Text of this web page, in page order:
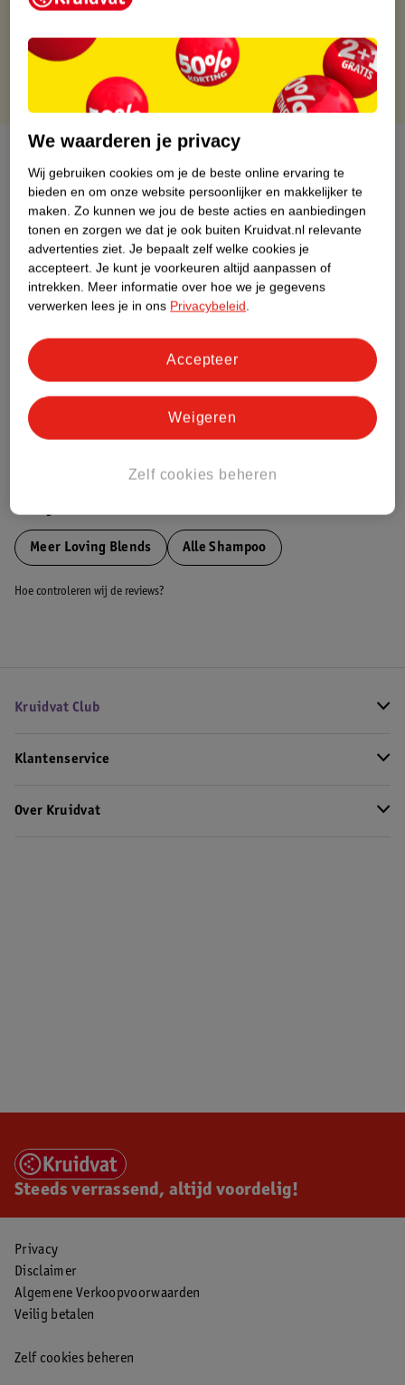
Gratis retourneren binnen 30 dagen
Over dit product
Productinformatie
Etiketinformatie
Nature Impact Score
Meer informatie
Bestel & Bezorginformatie
Bekijk ook
Meer Loving Blends Alle Shampoo
Hoe controleren wij de reviews?
Kruidvat Club
Klantenservice
Over Kruidvat
Steeds verrassend, altijd voordelig!
Privacy
Disclaimer
Algemene Verkoopvoorwaarden
Veilig betalen
Zelf cookies beheren
We waarderen je privacy
Wij gebruiken cookies om je de beste online ervaring te
bieden en om onze website persoonlijker en makkelijker te
maken. Zo kunnen we jou de beste acties en aanbiedingen
tonen en zorgen we dat je ook buiten Kruidvat.nl relevante
advertenties ziet. Je bepaalt zelf welke cookies je
accepteert. Je kunt je voorkeuren altijd aanpassen of
intrekken. Meer informatie over hoe we je gegevens
verwerken lees je in ons Privacybeleid.
Zelf cookies beheren
Weigeren
Accepteer